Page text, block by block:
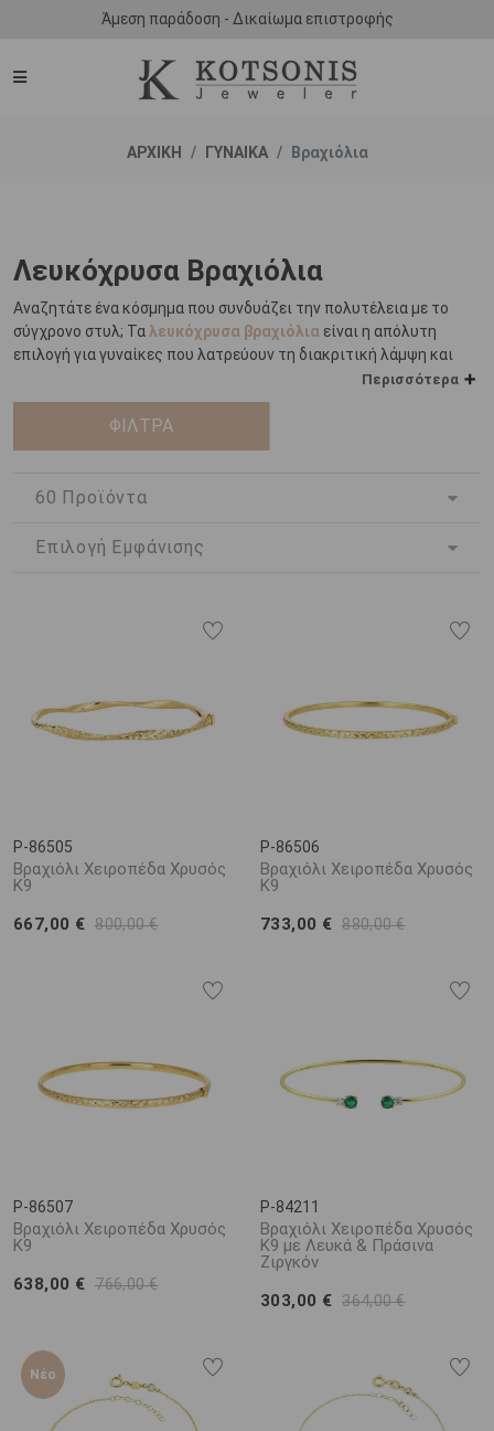
Άμεση παράδοση - Δικαίωμα επιστροφής
ΑΡΧΙΚΗ ΓΥΝΑΙΚΑ Βραχιόλια
Λευκόχρυσα Βραχιόλια
Αναζητάτε ένα κόσμημα που συνδυάζει την πολυτέλεια με το
σύγχρονο στυλ; Τα λευκόχρυσα βραχιόλια είναι η απόλυτη
επιλογή για γυναίκες που λατρεύουν τη διακριτική λάμψη και
την κομψότητα. Στο ΚΟΣΜΗΜΑ ΚΟΤΣΩΝΗΣ, θα βρείτε μια
προσεκτικά επιλεγμένη συλλογή από λευκόχρυσα βραχιόλια σε
minimal, μοντέρνα αλλά και κλασικά σχέδια, ιδανικά για κάθε
περίσταση.
Από λεπτεπίλεπτες αλυσίδες που χαρίζουν διακριτική
ρουμπίνια, σμαράγδια και πληθώρα άλλων πολύτιμων και
ημιπολύτιμων λίθων, κάθε κόσμημα είναι σχεδιασμένο για να
άνετα τόσο στην καθημερινότητα όσο και σε επίσημες
Όλα μας τα προϊόντα αποστέλλονται
δωρεάν σε πολυτελή
συσκευασία δώρου
και συνοδεύονται απόγραπτή εγγύηση που
Περισσότερα
ΦΙΛΤΡΑ
P-86505
Βραχιόλι Χειροπέδα Χρυσός
Κ9
667,00 € 800,00 €
P-86506
Βραχιόλι Χειροπέδα Χρυσός
Κ9
733,00 € 880,00 €
P-86507
Βραχιόλι Χειροπέδα Χρυσός
Κ9
638,00 € 766,00 €
P-84211
Βραχιόλι Χειροπέδα Χρυσός
K9 με Λευκά & Πράσινα
Ζιργκόν
303,00 € 364,00 €
Νέο